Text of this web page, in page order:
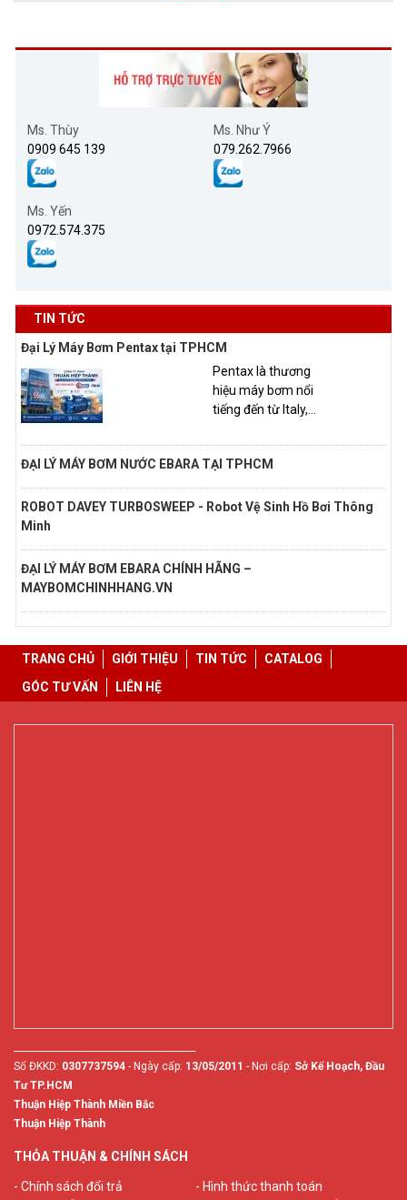
Ms. Thùy
0909 645 139
Ms. Như Ý
079.262.7966
Ms. Yến
0972.574.375
TIN TỨC
Đại Lý Máy Bơm Pentax tại TPHCM
Pentax là thương
hiệu máy bơm nổi
tiếng đến từ Italy,...
ĐẠI LÝ MÁY BƠM NƯỚC EBARA TẠI TPHCM
ROBOT DAVEY TURBOSWEEP - Robot Vệ Sinh Hồ Bơi Thông
Minh
ĐẠI LÝ MÁY BƠM EBARA CHÍNH HÃNG –
MAYBOMCHINHHANG.VN
TRANG CHỦ GIỚI THIỆU TIN TỨC
CATALOG
GÓC TƯ VẤN
LIÊN HỆ
Số ĐKKD: 0307737594 - Ngày cấp: 13/05/2011 - Nơi cấp: Sở Kế Hoạch, Đầu
Tư TP.HCM
Thuận Hiệp Thành Miền Bắc
Thuận Hiệp Thành
THỎA THUẬN & CHÍNH SÁCH
- Chính sách đổi trả
- Hình thức thanh toán